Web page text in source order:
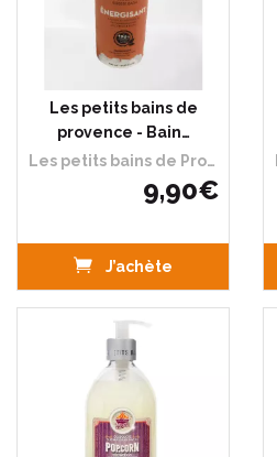
Les petits bains de
provence - Bain…
Les petits bains de Provence
9,90€
J’achète